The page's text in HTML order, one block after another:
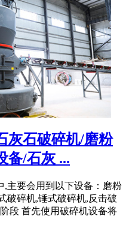
灰石破碎机/磨粉
备/石灰 ...
,主要会用到以下设备：磨粉
破碎机,锤式破碎机,反击破
段 首先使用破碎机设备将